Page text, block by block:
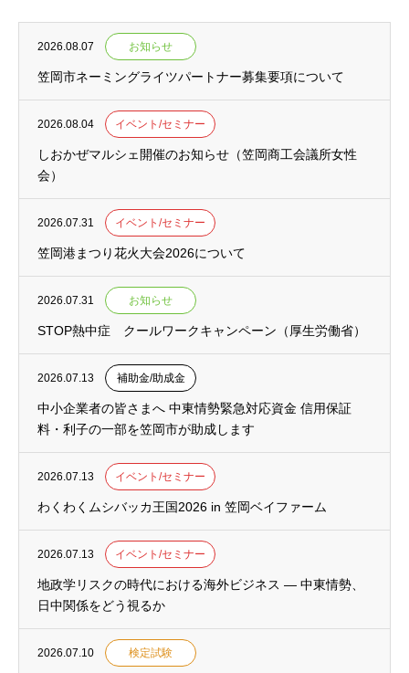
2026.08.07 お知らせ
笠岡市ネーミングライツパートナー募集要項について
2026.08.04 イベント/セミナー
しおかぜマルシェ開催のお知らせ（笠岡商工会議所女性
会）
2026.07.31 イベント/セミナー
笠岡港まつり花火大会2026について
2026.07.31 お知らせ
STOP熱中症 クールワークキャンペーン（厚生労働省）
2026.07.13 補助金/助成金
中小企業者の皆さまへ 中東情勢緊急対応資金 信用保証
料・利子の一部を笠岡市が助成します
2026.07.13 イベント/セミナー
わくわくムシバッカ王国2026 in 笠岡ベイファーム
2026.07.13 イベント/セミナー
地政学リスクの時代における海外ビジネス ― 中東情勢、
日中関係をどう視るか
2026.07.10 検定試験